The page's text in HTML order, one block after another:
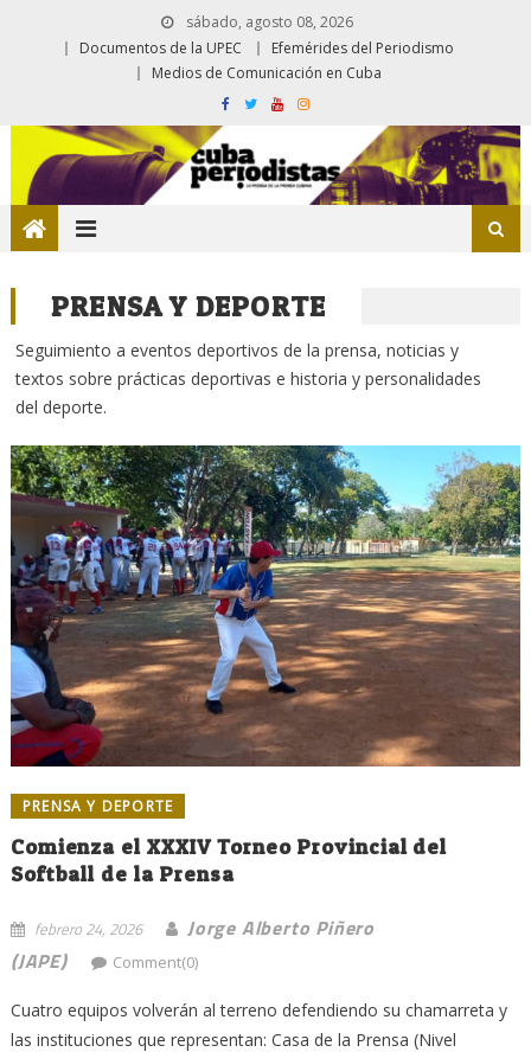
sábado, agosto 08, 2026
Documentos de la UPEC
Efemérides del Periodismo
Medios de Comunicación en Cuba
PRENSA Y DEPORTE
Seguimiento a eventos deportivos de la prensa, noticias y
textos sobre prácticas deportivas e historia y personalidades
del deporte.
PRENSA Y DEPORTE
Comienza el XXXIV Torneo Provincial del
Softball de la Prensa
febrero 24, 2026
Jorge Alberto Piñero
(JAPE)
Comment(0)
Cuatro equipos volverán al terreno defendiendo su chamarreta y
las instituciones que representan: Casa de la Prensa (Nivel